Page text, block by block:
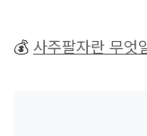
💰 사주팔자란 무엇